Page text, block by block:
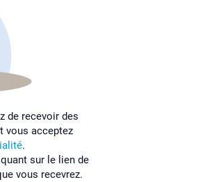
de recevoir des
vous acceptez
.
sur le lien de
vous recevrez.